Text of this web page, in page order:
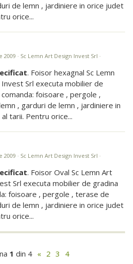
de lemn , jardiniere in orice judet
orice...
· Sc Lemn Art Design Invest Srl ·
. Foisor hexagnal Sc Lemn
Srl executa mobilier de
foisoare , pergole ,
, garduri de lemn , jardiniere in
tarii. Pentru orice...
· Sc Lemn Art Design Invest Srl ·
. Foisor Oval Sc Lemn Art
Srl executa mobilier de gradina
foisoare , pergole , terase de
de lemn , jardiniere in orice judet
orice...
1 din 4 « 2 3 4